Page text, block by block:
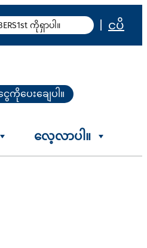
ငပိ
ကိုပေးချေပါ။
လေ့လာပါ။